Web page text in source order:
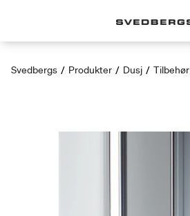
Svedbergs / Produkter / Dusj / Tilbehør